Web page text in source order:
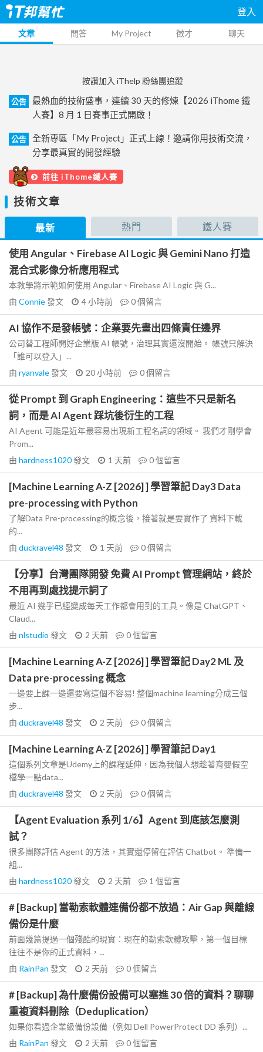
登入
文章 問答 My Project 徵才 聊天
按讚加入 iThelp 粉絲團追蹤
公告
最熱血的技術盛事，連續 30 天的修煉【2026 iThome 鐵
人賽】8 月 1 日賽事正式開啟！
公告
全新專區「My Project」正式上線！邀請你用技術交流，
分享最真實的開發經驗
前往 iThome鐵人賽
技術文章
最新 熱門 鐵人賽
使用 Angular、Firebase AI Logic 與 Gemini Nano 打造
混合式影像分析應用程式
本教學將示範如何使用 Angular、Firebase AI Logic 與 G...
由 Connie發文 4 小時前 0個留言
AI 協作不是發帳號：企業要先畫出四條責任邊界
公司替工程師開好企業版 AI 帳號，治理其實還沒開始。 帳號只解決
「誰可以登入」...
由 ryanvale發文 20 小時前 0個留言
從 Prompt 到 Graph Engineering：這些不只是新名
詞，而是 AI Agent 踩坑後衍生的工程
AI Agent 可能是近年最容易出現新工程名詞的領域。 我們才剛學會
Prom...
由 hardness1020發文 1 天前 0個留言
[Machine Learning A-Z [2026] ] 學習筆記 Day3 Data
pre-processing with Python
了解Data Pre-processing的概念後，接著就是要實作了 資料下載
的...
由 duckravel48 發文 1 天前 0個留言
【分享】台灣團隊開發 免費 AI Prompt 管理網站，終於
不用再到處找提示詞了
最近 AI 幾乎已經變成每天工作都會用到的工具。像是 ChatGPT、
Claud...
由 nlstudio 發文 2 天前 0個留言
[Machine Learning A-Z [2026] ] 學習筆記 Day2 ML 及
Data pre-processing 概念
一邊要上課一邊還要寫這個不容易! 整個machine learning分成三個
步...
由 duckravel48 發文 2 天前 0個留言
[Machine Learning A-Z [2026] ] 學習筆記 Day1
這個系列文章是Udemy上的課程延伸，因為我個人想趁著育嬰假空
檔學一點data...
由 duckravel48 發文 2 天前 0個留言
【Agent Evaluation 系列 1/6】Agent 到底該怎麼測
試？
很多團隊評估 Agent 的方法，其實還停留在評估 Chatbot。 準備一
組...
由 hardness1020發文 2 天前 1 個留言
# [Backup] 當勒索軟體連備份都不放過：Air Gap 與離線
備份是什麼
前面幾篇提過一個殘酷的現實：現在的勒索軟體攻擊，第一個目標
往往不是你的正式資料，...
由 RainPan 發文 2 天前 0個留言
# [Backup] 為什麼備份設備可以塞進 30 倍的資料？聊聊
重複資料刪除（Deduplication）
如果你看過企業級備份設備（例如 Dell PowerProtect DD 系列）...
由 RainPan 發文 2 天前 0個留言